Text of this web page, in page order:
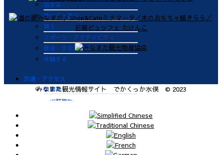
泊まる
食べる・飲む
買う
スポーツ・アクティビティ
歴史・文化・学ぶ
体験する
交通・アクセス
自動車
九州新幹線
肥薩おれんじ鉄道
みなまた観光情報サイト でかくっか水俣 © 2023